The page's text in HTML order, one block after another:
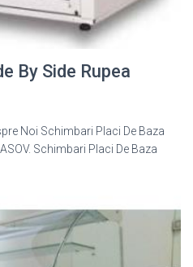
By Side Rupea
Noi Schimbari Placi De Baza
Schimbari Placi De Baza